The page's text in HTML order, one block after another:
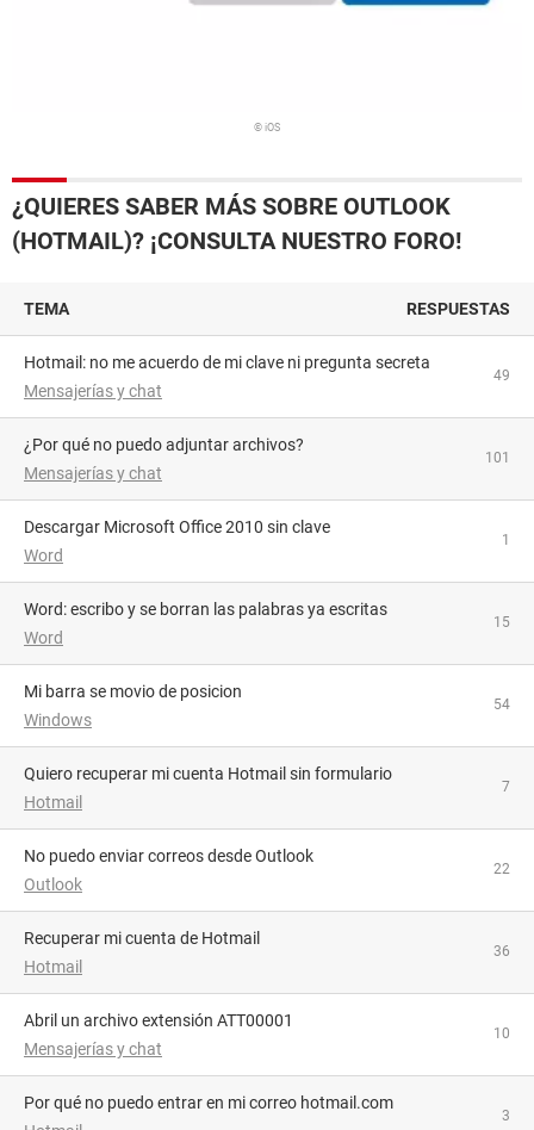
© iOS
¿QUIERES SABER MÁS SOBRE OUTLOOK
(HOTMAIL)? ¡CONSULTA NUESTRO FORO!
TEMA RESPUESTAS
Hotmail: no me acuerdo de mi clave ni pregunta secreta
Mensajerías y chat
49
¿Por qué no puedo adjuntar archivos?
Mensajerías y chat
101
Descargar Microsoft Office 2010 sin clave
Word
1
Word: escribo y se borran las palabras ya escritas
Word
15
Mi barra se movio de posicion
Windows
54
Quiero recuperar mi cuenta Hotmail sin formulario
Hotmail
7
No puedo enviar correos desde Outlook
Outlook
22
Recuperar mi cuenta de Hotmail
Hotmail
36
abril un archivo extensión ATT00001
Mensajerías y chat
10
Por qué no puedo entrar en mi correo hotmail.com
3